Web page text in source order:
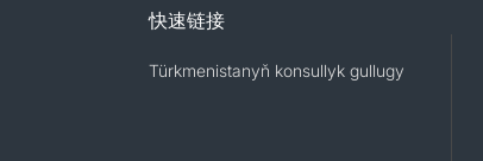
快速链接
Türkmenistanyň konsullyk gullugy